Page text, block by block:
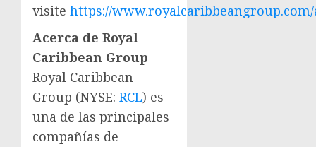
visite https://
Acerca de Royal
Caribbean Group
Royal Caribbean
Group (NYSE: RCL) es
una de las principales
compañías de